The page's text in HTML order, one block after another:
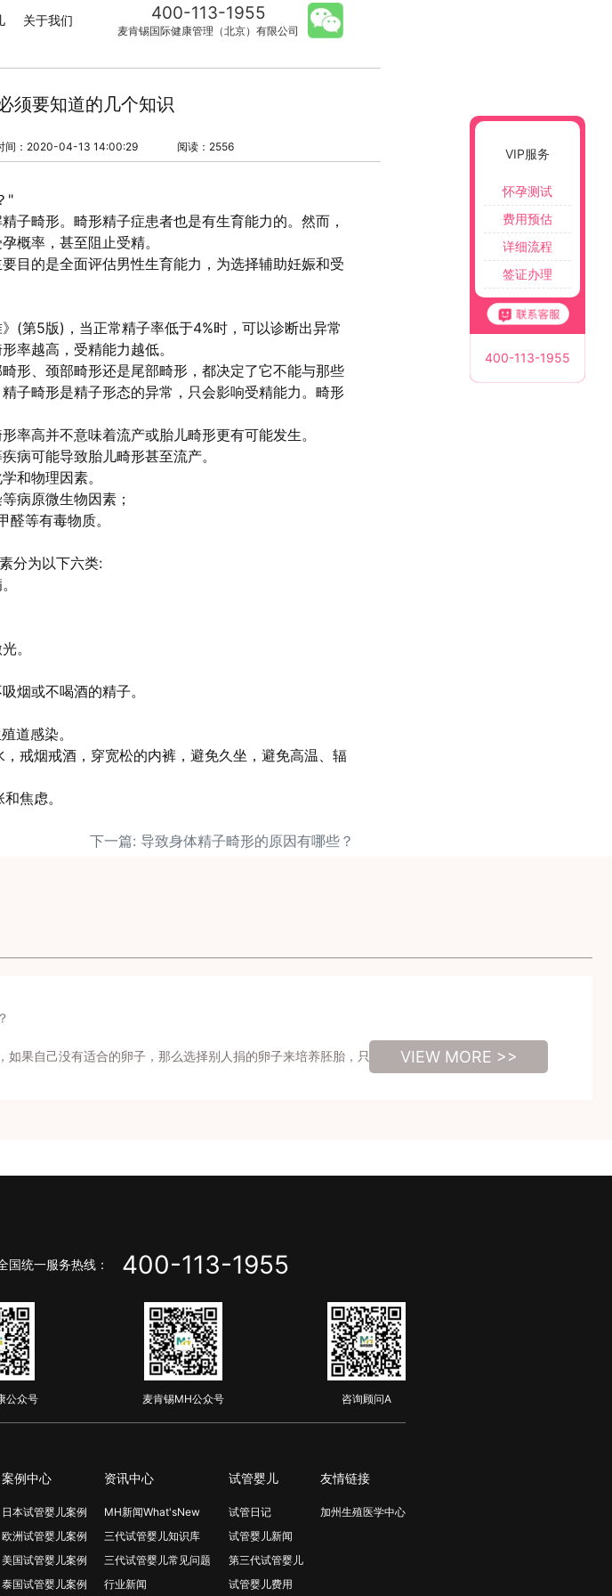
关于我们 400-113-1955
麦肯锡国际健康管理（北京）有限公司
须要知道的几个知识
间：2020-04-13 14:00:29 阅读：2556
"
子畸形。畸形精子症患者也是有生育能力的。然而，
概率，甚至阻止受精。
目的是全面评估男性生育能力，为选择辅助妊娠和受
(第5版)，当正常精子率低于4%时，可以诊断出异常
率越高，受精能力越低。
形、颈部畸形还是尾部畸形，都决定了它不能与那些
子畸形是精子形态的异常，只会影响受精能力。畸形
率高并不意味着流产或胎儿畸形更有可能发生。
病可能导致胎儿畸形甚至流产。
和物理因素。
病原微生物因素；
等有毒物质。
分为以下六类:
。
烟或不喝酒的精子。
道感染。
戒烟戒酒，穿宽松的内裤，避免久坐，避免高温、辐
焦虑。
下一篇: 导致身体精子畸形的原因有哪些？
如果自己没有适合的卵子，那么选择别人捐的卵子来培养胚胎，只要提供申请，检查条件合格就可
VIEW MORE >>
国统一服务热线： 400-113-1955
公众号 麦肯锡MH公众号 咨询顾问A
案例中心
日本试管婴儿案例
欧洲试管婴儿案例
美国试管婴儿案例
泰国试管婴儿案例
资讯中心
MH新闻What'sNew
三代试管婴儿知识库
三代试管婴儿常见问题
行业新闻
试管婴儿
试管日记
试管婴儿新闻
第三代试管婴儿
试管婴儿费用
友情链接
加州生殖医学中心
VIP服务
怀孕测试
费用预估
详细流程
签证办理
400-113-1955